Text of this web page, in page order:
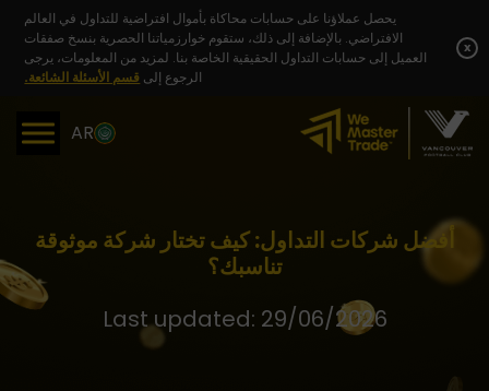
content
يحصل عملاؤنا على حسابات محاكاة بأموال افتراضية للتداول في العالم
الافتراضي. بالإضافة إلى ذلك، ستقوم خوارزمياتنا الحصرية بنسخ صفقات
العميل إلى حسابات التداول الحقيقية الخاصة بنا. لمزيد من المعلومات، يرجى
الرجوع إلى قسم الأسئلة الشائعة.
x
AR
أفضل شركات التداول: كيف تختار شركة موثوقة
تناسبك؟
Last updated: 29/06/2026